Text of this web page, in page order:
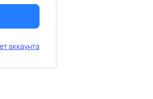
аккаунта